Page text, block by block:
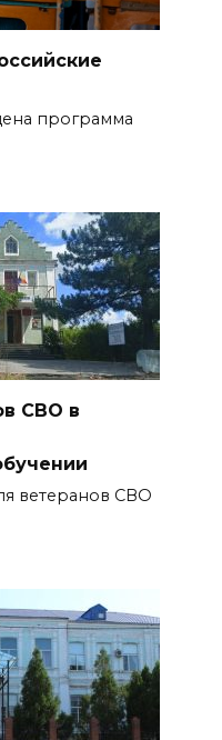
программа
СВО в
ветеранов СВО